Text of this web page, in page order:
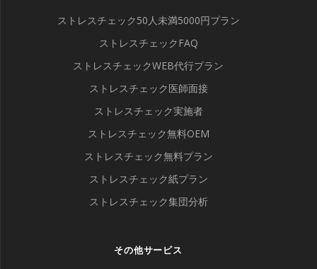
ストレスチェック50人未満5000円プラン
ストレスチェックFAQ
ストレスチェックWEB代行プラン
ストレスチェック医師面接
ストレスチェック実施者
ストレスチェック無料OEM
ストレスチェック無料プラン
ストレスチェック紙プラン
ストレスチェック集団分析
その他サービス